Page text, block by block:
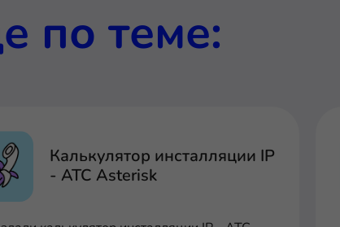
по теме:
Калькулятор инсталляции IP
- АТС Asterisk